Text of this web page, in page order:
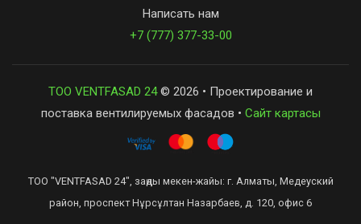
Написать нам
+7 (777) 377-33-00
ТОО VENTFASAD 24© 2026 • Проектирование и
поставка вентилируемых фасадов • Сайт картасы
ТОО "VENTFASAD 24", заңды мекен-жайы: г. Алматы, Медеуский
район, проспект Нұрсұлтан Назарбаев, д. 120, офис 6